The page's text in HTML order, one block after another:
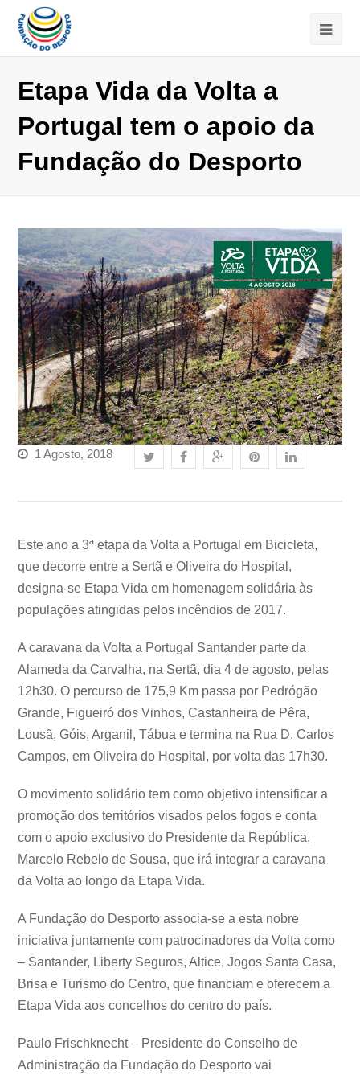
Etapa Vida da Volta a
Portugal tem o apoio da
Fundação do Desporto
1 Agosto, 2018
Este ano a 3ª etapa da Volta a Portugal em Bicicleta,
que decorre entre a Sertã e Oliveira do Hospital,
designa-se Etapa Vida em homenagem solidária às
populações atingidas pelos incêndios de 2017.
A caravana da Volta a Portugal Santander parte da
Alameda da Carvalha, na Sertã, dia 4 de agosto, pelas
12h30. O percurso de 175,9 Km passa por Pedrógão
Grande, Figueiró dos Vinhos, Castanheira de Pêra,
Lousã, Góis, Arganil, Tábua e termina na Rua D. Carlos
Campos, em Oliveira do Hospital, por volta das 17h30.
O movimento solidário tem como objetivo intensificar a
promoção dos territórios visados pelos fogos e conta
com o apoio exclusivo do Presidente da República,
Marcelo Rebelo de Sousa, que irá integrar a caravana
da Volta ao longo da Etapa Vida.
A Fundação do Desporto associa-se a esta nobre
iniciativa juntamente com patrocinadores da Volta como
– Santander, Liberty Seguros, Altice, Jogos Santa Casa,
Brisa e Turismo do Centro, que financiam e oferecem a
Etapa Vida aos concelhos do centro do país.
Paulo Frischknecht – Presidente do Conselho de
Administração da Fundação do Desporto vai